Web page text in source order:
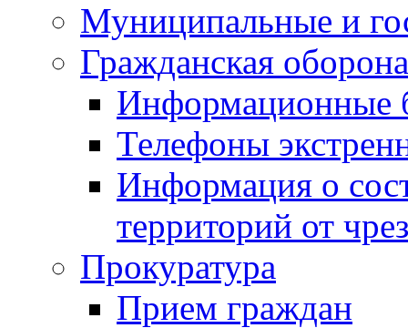
Муниципальные и
Гражданская
Информационные
Телефоны
Информация о
территорий от
Прокуратура
Прием граждан